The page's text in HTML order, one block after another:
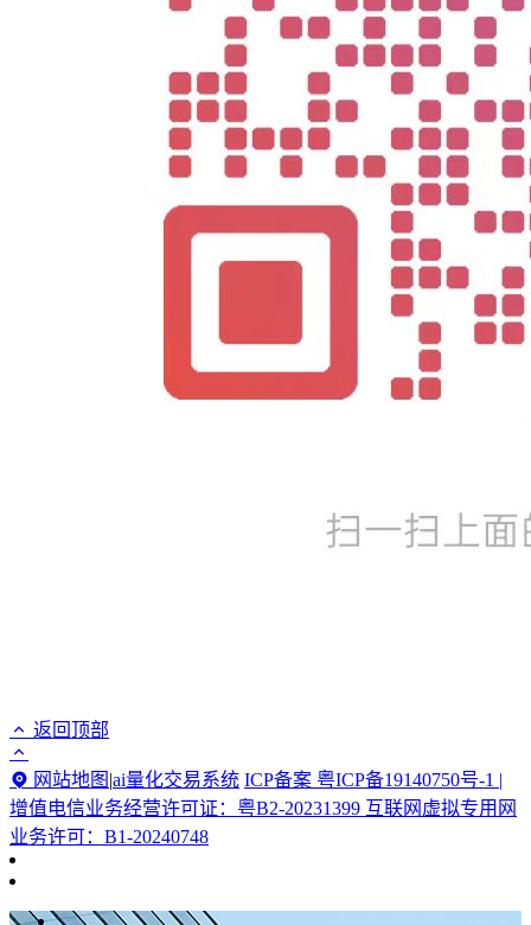
返回顶部
网站地图 |ai量化交易系统 ICP备案 粤ICP备19140750号-1 |
增值电信业务经营许可证：粤B2-20231399 互联网虚拟专用网
业务许可：B1-20240748